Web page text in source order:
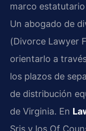
marco
Un abogado de
(Divorce Lawyer
orientarlo a
los plazos de
de distribución
de Virginia. En
Sris y los Of